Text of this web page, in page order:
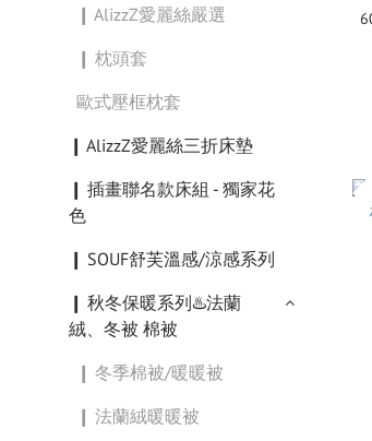
❙ AlizzZ愛麗絲嚴選
❙ 枕頭套
歐式壓框枕套
❙ AlizzZ愛麗絲三折床墊
❙ 插畫聯名款床組 - 獨家花
色
❙ SOUF舒芙溫感/涼感系列
❙ 秋冬保暖系列♨️法蘭
絨、冬被 棉被
❙ 冬季棉被/暖暖被
❙ 法蘭絨暖暖被
60